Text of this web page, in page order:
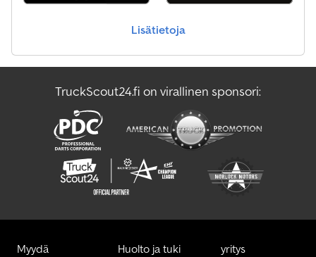
Scania Hinausauto
Volvo Kauhakuormaaja
Volvo Kuorma Auto
Lisätietoja
TruckScout24.fi on virallinen sponsori:
Myydä Huolto ja tuki yritys